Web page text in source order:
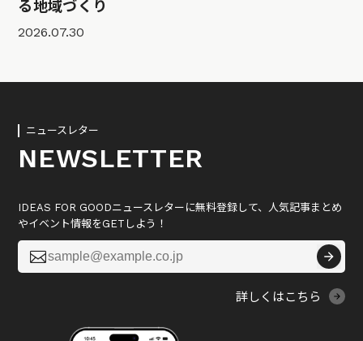
る地域づくり
2026.07.30
ニュースレター
NEWSLETTER
IDEAS FOR GOODニュースレターに無料登録して、人気記事まとめ
やイベント情報をGETしよう！

詳しくはこちら